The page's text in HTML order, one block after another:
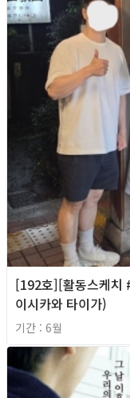
[192호][활동스케치
이시카와 타이가)
기간 : 6월